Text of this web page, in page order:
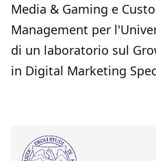
Media & Gaming e
Management per
di un laboratorio sul
in Digital Marketing